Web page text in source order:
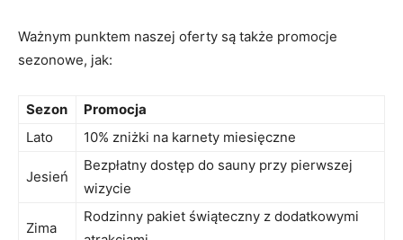
Ważnym punktem naszej oferty są także promocje
sezonowe, jak:
Sezon
Promocja
Lato
10% zniżki na karnety miesięczne
Jesień
Bezpłatny dostęp do sauny przy pierwszej
wizycie
Zima
Rodzinny pakiet świąteczny z dodatkowymi